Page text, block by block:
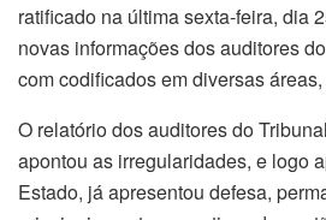
ratificado na última sexta-feira, dia
novas informações dos auditores
com codificados em diversas
O relatório dos auditores do
apontou as irregularidades, e logo
Estado, já apresentou defesa,